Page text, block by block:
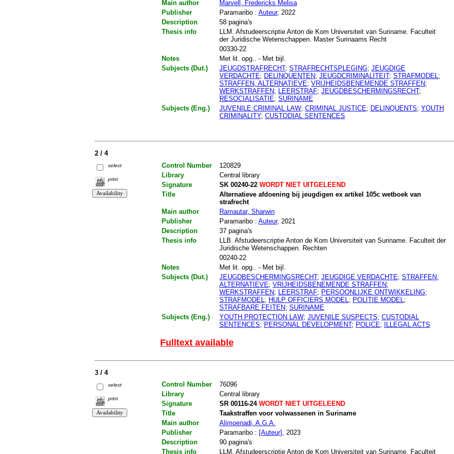
Main author
Marvell, Fredericks Melisa
Publisher
Paramaribo : Auteur, 2022
Description
58 pagina's
Thesis info
LLM. Afstudeerscriptie Anton de Kom Universiteit van Suriname. Faculteit
der Juridische Wetenschappen. Master Surinaams Recht
00330-22
Notes
Met lit. opg.. - Met bijl.
Subjects (Dut.)
JEUGDSTRAFRECHT; STRAFRECHTSPLEGING; JEUGDIGE
VERDACHTE; DELINQUENTEN; JEUGDCRIMINALITEIT; STRAFMODEL ;
STRAFFEN, ALTERNATIEVE; VRIJHEIDSBENEMENDE STRAFFEN;
WERKSTRAFFEN; LEERSTRAF; JEUGDBESCHERMINGSRECHT;
RESOCIALISATIE; SURINAME
Subjects (Eng.)
JUVENILE CRIMINAL LAW; CRIMINAL JUSTICE; DELINQUENTS; YOUTH
CRIMINALITY; CUSTODIAL SENTENCES
2 / 4
select
print
Control Number
120829
Library
Central library
Signature
SK 00240-22WORDT NIET UITGELEEND
Title
Alternatieve afdoening bij jeugdigen ex artikel 105c wetboek van
strafrecht
Main author
Ramautar, Sharwin
Publisher
Paramaribo : Auteur, 2021
Description
37 pagina's
Thesis info
LLB. Afstudeerscriptie Anton de Kom Universiteit van Suriname. Faculteit der
Juridische Wetenschappen. Rechten
00240-22
Notes
Met lit. opg.. - Met bijl.
Subjects (Dut.)
JEUGDBESCHERMINGSRECHT; JEUGDIGE VERDACHTE; STRAFFEN,
ALTERNATIEVE; VRIJHEIDSBENEMENDE STRAFFEN;
WERKSTRAFFEN; LEERSTRAF; PERSOONLIJKE ONTWIKKELING;
STRAFMODEL ; HULP OFFICIERS MODEL ; POLITIE MODEL ;
STRAFBARE FEITEN; SURINAME
Subjects (Eng.)
YOUTH PROTECTION LAW; JUVENILE SUSPECTS; CUSTODIAL
SENTENCES; PERSONAL DEVELOPMENT; POLICE; ILLEGAL ACTS
Fulltext available
3 / 4
select
print
Control Number
76096
Library
Central library
Signature
SR 00116-24WORDT NIET UITGELEEND
Title
Taakstraffen voor volwassenen in Suriname
Main author
Alimoenadi, A.G.A.
Publisher
Paramaribo : [Auteur] , 2023
Description
90 pagina's
Thesis info
LLM. Afstudeerscriptie Anton de Kom Universiteit van Suriname. Faculteit